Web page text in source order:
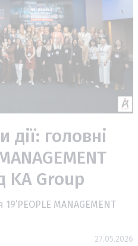
головні
KA Group
MANAGEMENT
27.05.2026